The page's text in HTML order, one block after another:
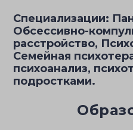
Специализации:
Обсессивно-
расстройство,
Семейная
психоанализ,
подростками.